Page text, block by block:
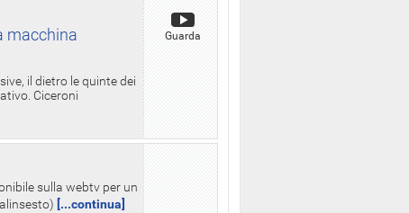
macchina
il dietro le quinte dei
Ciceroni
Guarda
sulla webtv per un
[...continua]